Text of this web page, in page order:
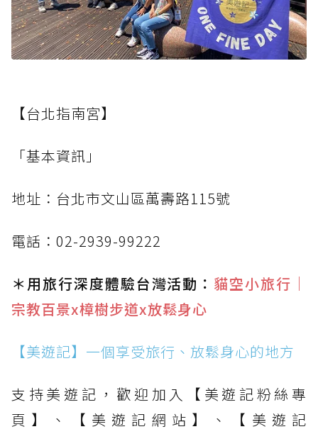
【台北指南宮】
「基本資訊」
地址：台北市文山區萬壽路115號
電話：02-2939-99222
＊用旅行深度體驗台灣活動： 貓空小旅行｜
宗教百景x樟樹步道x放鬆身心
【美遊記】一個享受旅行、放鬆身心的地方
支持美遊記，歡迎加入【美遊記粉絲專
頁】、【美遊記網站】、【美遊記